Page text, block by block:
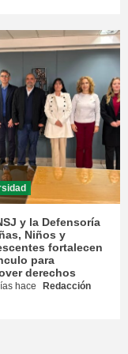
y la Defensoría
Niños y
fortalecen
para
derechos
hace
Redacción